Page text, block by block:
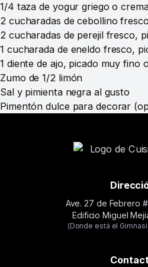
1/4 taza de yogur griego o
2 cucharadas de cebollino
2 cucharadas de perejil fresco,
1 cucharada de eneldo fresco,
1 diente de ajo, picado muy fino
Zumo de 1/2 limón
Sal y pimienta negra al gusto
Pimentón dulce para decorar
Ave. 27 de Febrero
Edificio Miguel
(Donde está el